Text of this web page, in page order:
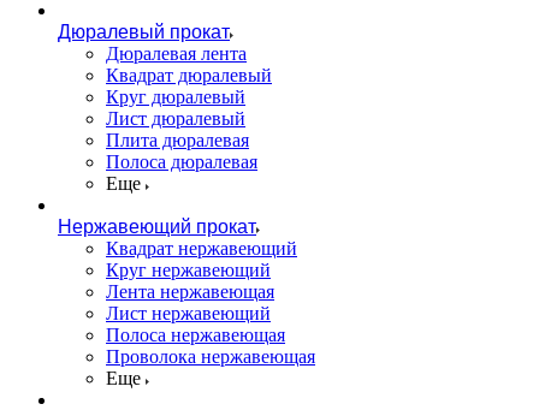
Дюралевый прокат
Дюралевая лента
Квадрат дюралевый
Круг дюралевый
Лист дюралевый
Плита дюралевая
Полоса дюралевая
Еще
Нержавеющий прокат
Квадрат нержавеющий
Круг нержавеющий
Лента нержавеющая
Лист нержавеющий
Полоса нержавеющая
Проволока нержавеющая
Еще